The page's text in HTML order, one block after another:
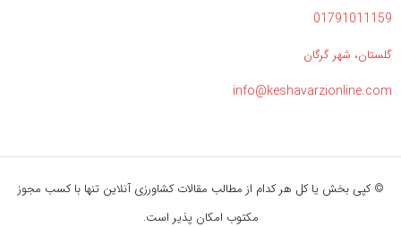
01791011159
گلستان، شهر گرگان
info@keshavarzionline.com
© کپی بخش یا کل هر کدام از مطالب مقالات کشاورزی آنلاین تنها با کسب مجوز
مکتوب امکان پذیر است.